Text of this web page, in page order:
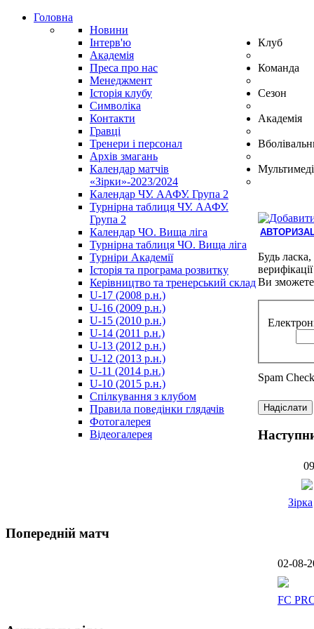
Головна
Новини
Інтерв'ю
Академія
Преса про нас
Клуб
Менеджмент
Історія клубу
Символіка
Контакти
Команда
Гравці
Тренери і персонал
Архів змагань
Сезон
Календар матчів
«Зірки»-2023/2024
Календар ЧУ. ААФУ. Група 2
Турнірна таблиця ЧУ. ААФУ.
Група 2
Календар ЧО. Вища ліга
Турнірна таблиця ЧО. Вища ліга
Академія
Турніри Академії
Історія та програма розвитку
Керівництво та тренерський склад
U-17 (2008 р.н.)
U-16 (2009 р.н.)
U-15 (2010 р.н.)
U-14 (2011 р.н.)
U-13 (2012 р.н.)
U-12 (2013 р.н.)
U-11 (2014 р.н.)
U-10 (2015 р.н.)
Спілкування з клубом
Правила поведінки глядачів
Фотогалерея
Відеогалерея
Будь
Ви
Spam
Надіслати
Зірка
Попередній матч
02-08-
FC